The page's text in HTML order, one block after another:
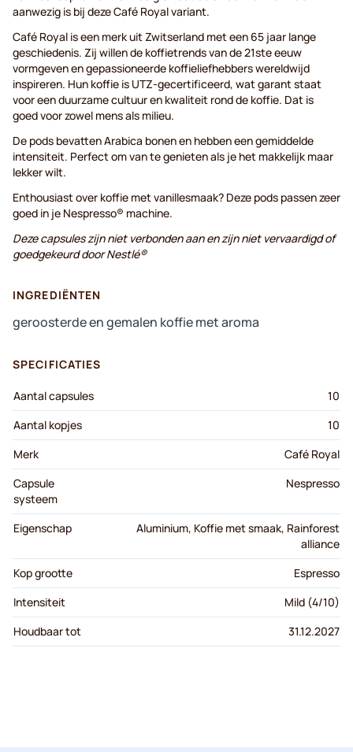
aanwezig is bij deze Café Royal variant.
Café Royal is een merk uit Zwitserland met een 65 jaar lange
geschiedenis. Zij willen de koffietrends van de 21ste eeuw
vormgeven en gepassioneerde koffieliefhebbers wereldwijd
inspireren. Hun koffie is UTZ-gecertificeerd, wat garant staat
voor een duurzame cultuur en kwaliteit rond de koffie. Dat is
goed voor zowel mens als milieu.
De pods bevatten Arabica bonen en hebben een gemiddelde
intensiteit. Perfect om van te genieten als je het makkelijk maar
lekker wilt.
Enthousiast over koffie met vanillesmaak? Deze pods passen zeer
goed in je Nespresso® machine.
Deze capsules zijn niet verbonden aan en zijn niet vervaardigd of
goedgekeurd door Nestlé®
INGREDIËNTEN
geroosterde en gemalen koffie met aroma
SPECIFICATIES
Aantal capsules
10
Aantal kopjes
10
Merk
Café Royal
Capsule
systeem
Nespresso
Eigenschap
Aluminium, Koffie met smaak, Rainforest
alliance
Kop grootte
Espresso
Intensiteit
Mild (4/10)
Houdbaar tot
31.12.2027